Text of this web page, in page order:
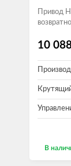
Привод
10
В